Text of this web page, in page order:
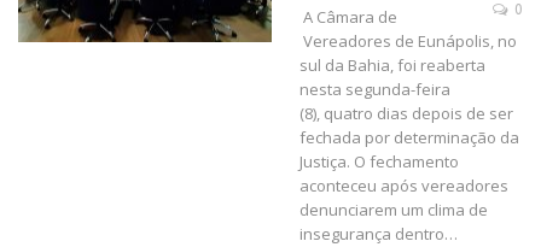
0
A Câmara de
Vereadores de Eunápolis, no
sul da Bahia, foi reaberta
nesta segunda-feira
(8), quatro dias depois de ser
fechada por determinação da
Justiça. O fechamento
aconteceu após vereadores
denunciarem um clima de
insegurança dentro…